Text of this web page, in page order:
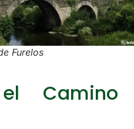
Furelos
Camino